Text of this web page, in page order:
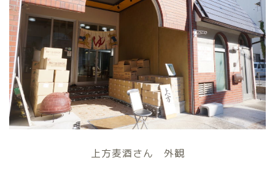
上方麦酒さん 外観